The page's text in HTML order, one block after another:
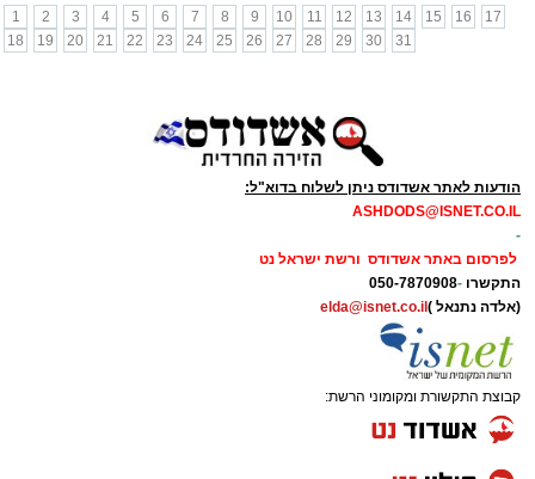
1
2 3 4 5 6 7 8 9 10 11 12 13 14 15 16
17
18
19 20 21 22 23 24 25 26 27 28 29 30 31
הודעות לאתר אשדודס ניתן לשלוח בדוא"ל:
ASHDODS@ISNET.CO.IL
-
לפרסום באתר אשדודס ורשת ישראל נט
התקשרו -
050-7870908
(אלדה נתנאל ) elda@isnet.co.il
קבוצת התקשורת ומקומוני הרשת: